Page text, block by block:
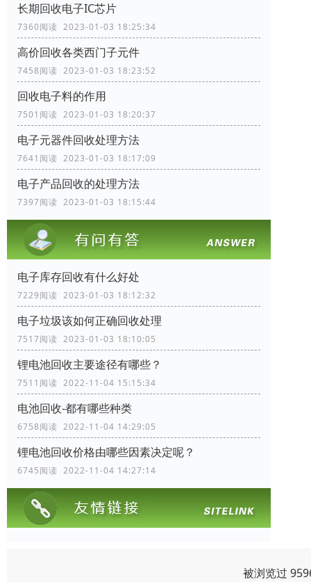
长期回收电子IC芯片
7360阅读 2023-01-03 18:25:34
高价回收各类西门子元件
7458阅读 2023-01-03 18:23:52
回收电子料的作用
7501阅读 2023-01-03 18:20:37
电子元器件回收处理方法
7641阅读 2023-01-03 18:17:09
电子产品回收的处理方法
7397阅读 2023-01-03 18:15:44
电子库存回收有什么好处
7229阅读 2023-01-03 18:12:32
电子垃圾该如何正确回收处理
7517阅读 2023-01-03 18:10:05
锂电池回收主要途径有哪些？
7511阅读 2022-11-04 15:15:34
电池回收-都有哪些种类
6758阅读 2022-11-04 14:29:05
锂电池回收价格由哪些因素决定呢？
6745阅读 2022-11-04 14:27:14
被浏览过